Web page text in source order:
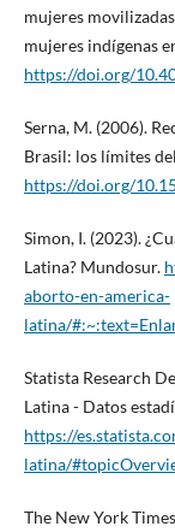
mujeres
mujeres indígenas
https://doi.org/
Serna, M. (2006).
Brasil: los límites
https://doi.org/
Simon, I. (2023).
Latina? Mundosur.
aborto-en-america-
latina/
Statista Research
Latina - Datos
https://
latina/
The New York